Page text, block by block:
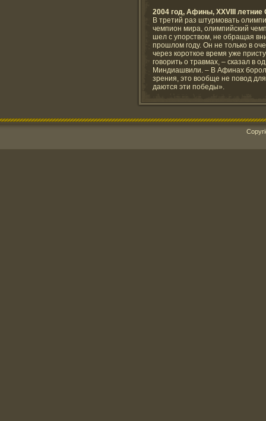
2004 год, Афины, XXVIII
В третий раз штурмовать
чемпион мира, олимпийский
шел с упорством, не обращая
прошлом году. Он не только в
через короткое время уже
говорить о травмах, – сказал в
Миндиашвили. – В Афинах
зрения, это вообще не повод
даются эти победы».